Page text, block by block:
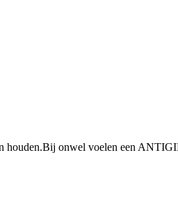
houden.Bij onwel voelen een